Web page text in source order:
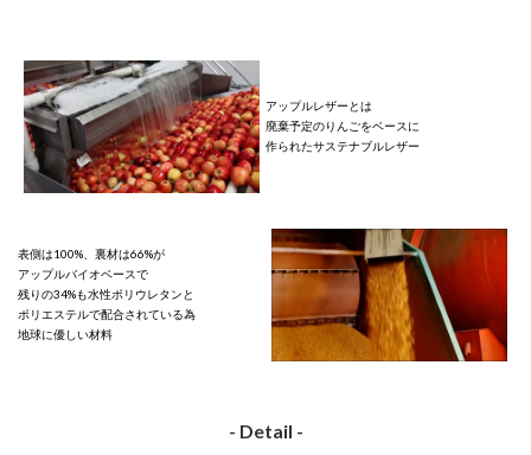
アップルレザーとは
廃棄予定のりんごをベースに
作られたサステナブルレザー
表側は100%、裏材は66%が
アップルバイオベースで
残りの34%も水性ポリウレタンと
ポリエステルで配合されている為
地球に優しい材料
- Detail -